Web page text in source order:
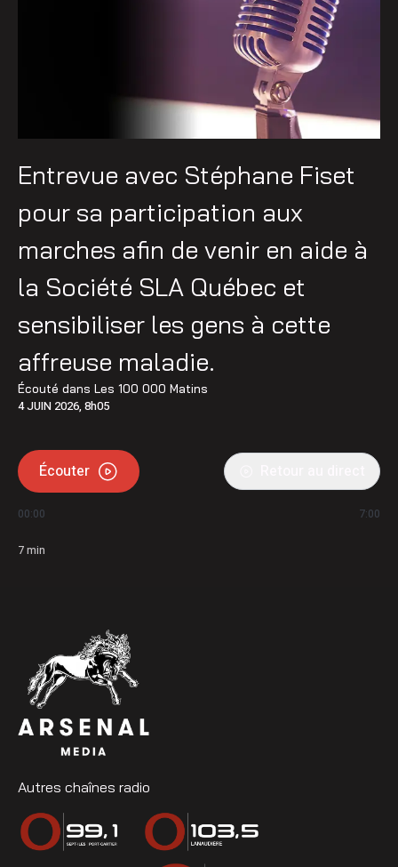
Entrevue avec Stéphane Fiset
pour sa participation aux
marches afin de venir en aide à
la Société SLA Québec et
sensibiliser les gens à cette
affreuse maladie.
Écouté dans Les 100 000 Matins
4 JUIN 2026, 8h05
Écouter
00:00 7:00
7min
Autres chaînes radio